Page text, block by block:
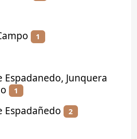
1
Espadanedo, Junquera
1
Espadañedo 2